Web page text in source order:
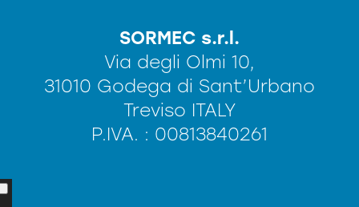
SORMEC s.r.l.
Via degli Olmi 10,
31010 Godega di Sant’Urbano
Treviso ITALY
P.IVA. : 00813840261